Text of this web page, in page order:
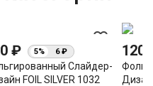
favorite_border
₽ 5% 6 ₽
Слайдер-
FOIL SILVER 1032
120